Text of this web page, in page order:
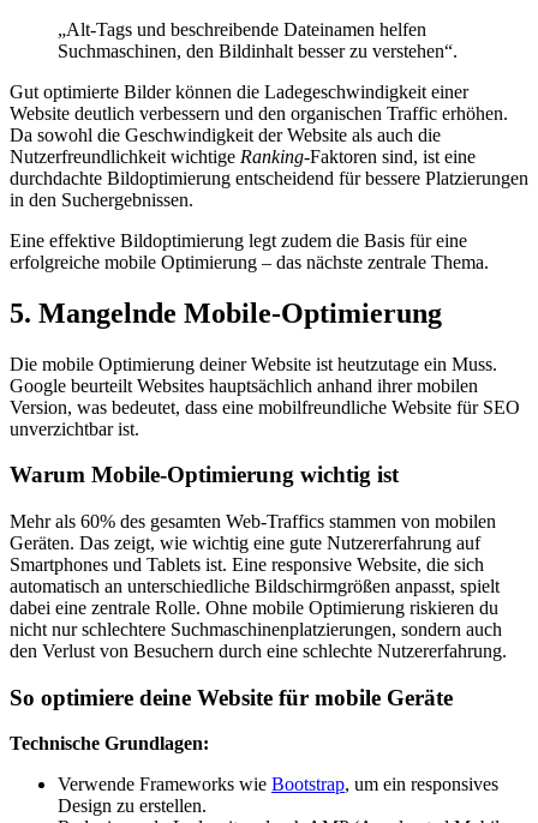
„Alt-Tags und beschreibende Dateinamen helfen
Suchmaschinen, den Bildinhalt besser zu verstehen“.
Gut optimierte Bilder können die Ladegeschwindigkeit einer
Website deutlich verbessern und den organischen Traffic erhöhen.
Da sowohl die Geschwindigkeit der Website als auch die
Nutzerfreundlichkeit wichtige Ranking-Faktoren sind, ist eine
durchdachte Bildoptimierung entscheidend für bessere Platzierungen
in den Suchergebnissen.
Eine effektive Bildoptimierung legt zudem die Basis für eine
erfolgreiche mobile Optimierung – das nächste zentrale Thema.
5. Mangelnde Mobile-Optimierung
Die mobile Optimierung deiner Website ist heutzutage ein Muss.
Google beurteilt Websites hauptsächlich anhand ihrer mobilen
Version, was bedeutet, dass eine mobilfreundliche Website für SEO
unverzichtbar ist.
Warum Mobile-Optimierung wichtig ist
Mehr als 60% des gesamten Web-Traffics stammen von mobilen
Geräten. Das zeigt, wie wichtig eine gute Nutzererfahrung auf
Smartphones und Tablets ist. Eine responsive Website, die sich
automatisch an unterschiedliche Bildschirmgrößen anpasst, spielt
dabei eine zentrale Rolle. Ohne mobile Optimierung riskieren du
nicht nur schlechtere Suchmaschinenplatzierungen, sondern auch
den Verlust von Besuchern durch eine schlechte Nutzererfahrung.
So optimiere deine Website für mobile Geräte
Technische Grundlagen:
Verwende Frameworks wie Bootstrap, um ein responsives
Design zu erstellen.